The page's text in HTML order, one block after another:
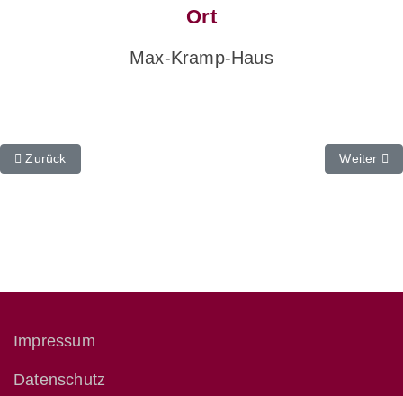
Ort
Max-Kramp-Haus
Vorheriger Beitrag: Gesund und Fit
Zurück Nächster
Weiter
Impressum
Datenschutz